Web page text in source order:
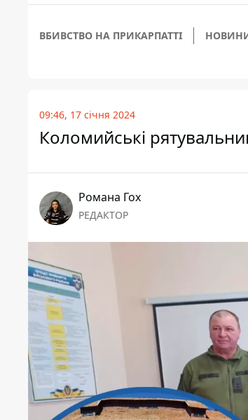
ВБИВСТВО НА ПРИКАРПАТТІ
09:46, 17 січня 2024
Коломийські
Романа Гох
РЕДАКТОР